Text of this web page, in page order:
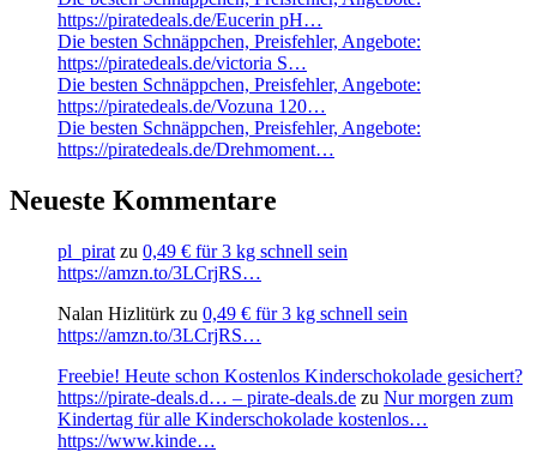
https://piratedeals.de/Eucerin pH…
Die besten Schnäppchen, Preisfehler, Angebote:
https://piratedeals.de/victoria S…
Die besten Schnäppchen, Preisfehler, Angebote:
https://piratedeals.de/Vozuna 120…
Die besten Schnäppchen, Preisfehler, Angebote:
https://piratedeals.de/Drehmoment…
Neueste Kommentare
pl_pirat zu 0,49 € für 3 kg schnell sein
https://amzn.to/3LCrjRS…
Nalan Hizlitürk zu 0,49 € für 3 kg schnell sein
https://amzn.to/3LCrjRS…
Freebie! Heute schon Kostenlos Kinderschokolade gesichert?
https://pirate-deals.d… – pirate-deals.de zu Nur morgen zum
Kindertag für alle Kinderschokolade kostenlos…
https://www.kinde…